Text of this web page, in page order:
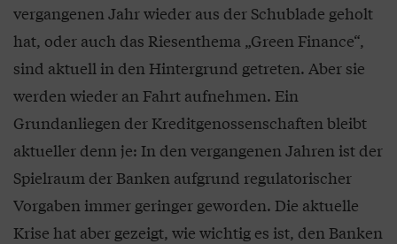
vergangenen Jahr wieder aus der Schublade geholt
hat, oder auch das Riesenthema „Green Finance“,
sind aktuell in den Hintergrund getreten. Aber sie
werden wieder an Fahrt aufnehmen. Ein
Grundanliegen der Kreditgenossenschaften bleibt
aktueller denn je: In den vergangenen Jahren ist der
Spielraum der Banken aufgrund regulatorischer
Vorgaben immer geringer geworden. Die aktuelle
Krise hat aber gezeigt, wie wichtig es ist, den Banken